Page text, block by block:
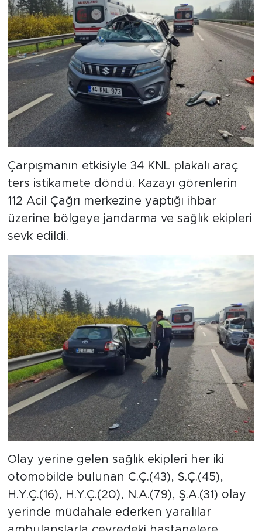
Çarpışmanın etkisiyle 34 KNL plakalı araç
ters istikamete döndü. Kazayı görenlerin
112 Acil Çağrı merkezine yaptığı ihbar
üzerine bölgeye jandarma ve sağlık ekipleri
sevk edildi.
Olay yerine gelen sağlık ekipleri her iki
otomobilde bulunan C.Ç.(43), S.Ç.(45),
H.Y.Ç.(16), H.Y.Ç.(20), N.A.(79), Ş.A.(31) olay
yerinde müdahale ederken yaralılar